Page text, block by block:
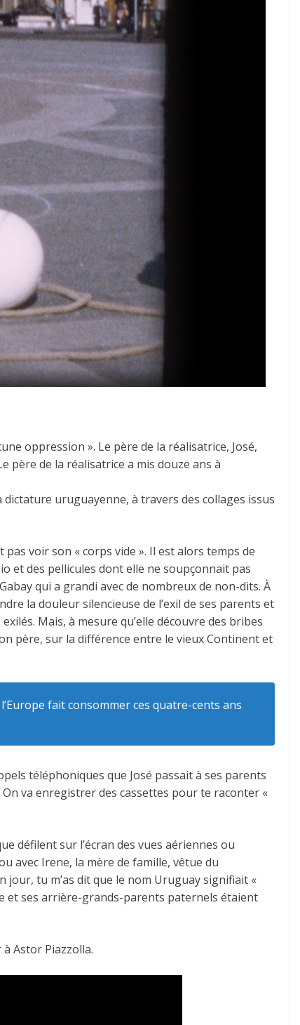
oppression ». Le père de la réalisatrice, José,
père de la réalisatrice a mis douze ans à
uruguayenne, à travers des collages issus
voir son « corps vide ». Il est alors temps de
et des pellicules dont elle ne soupçonnait pas
qui a grandi avec de nombreux de non-dits. À
la douleur silencieuse de l’exil de ses parents et
Mais, à mesure qu’elle découvre des bribes
père, sur la différence entre le vieux Continent et
fait consommer ces quatre-cents ans
téléphoniques que José passait à ses parents
va enregistrer des cassettes pour te raconter «
défilent sur l’écran des vues aériennes ou
avec Irene, la mère de famille, vêtue du
jour, tu m’as dit que le nom Uruguay signifiait «
et ses arrière-grands-parents paternels étaient
Astor Piazzolla.